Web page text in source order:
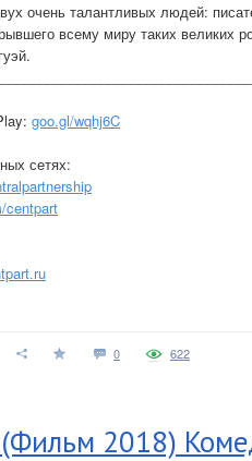
очень талантливых людей:
всему миру таких великих
goo.gl/wqhj6C
сетях:
centpart
0 622
2018)